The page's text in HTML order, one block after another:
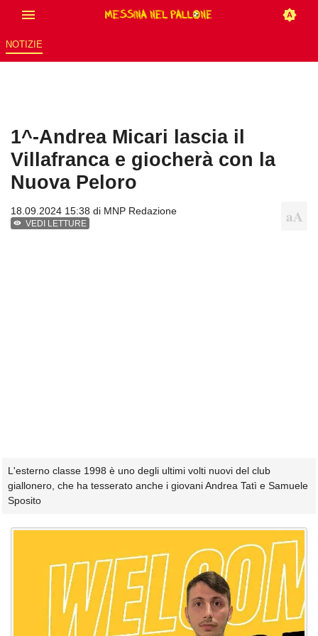
NOTIZIE
1^-Andrea Micari lascia il
Villafranca e giocherà con la
Nuova Peloro
18.09.2024 15:38 di MNP Redazione
VEDI LETTURE
L'esterno classe 1998 è uno degli ultimi volti nuovi del club
giallonero, che ha tesserato anche i giovani Andrea Tatì e Samuele
Sposito